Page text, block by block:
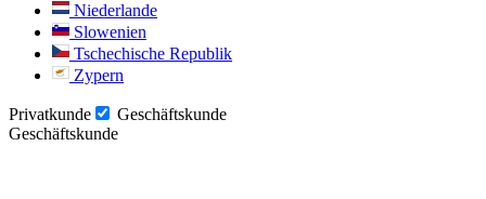
Niederlande
Slowenien
Tschechische Republik
Zypern
Privatkunde
Geschäftskunde
Geschäftskunde